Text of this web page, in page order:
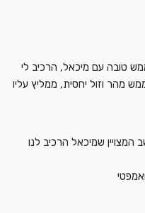
שמיכאל הרכיב לנו